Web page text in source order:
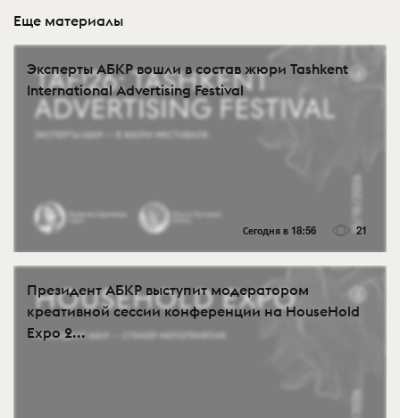
Еще материалы
Эксперты АБКР вошли в состав жюри Tashkent
International Advertising Festival
Сегодня в 18:56 21
Президент АБКР выступит модератором
креативной сессии конференции на HouseHold
Expo 2...